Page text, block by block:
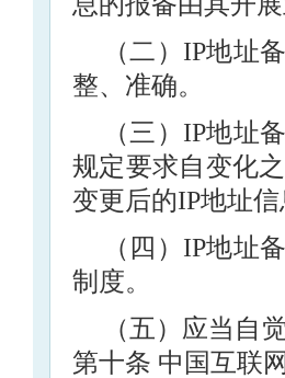
（二）IP地址
整、准确。
（三）IP地址
规定要求自变化
变更后的IP地址信
（四）IP地址
制度。
（五）应当自
第十条 中国互联